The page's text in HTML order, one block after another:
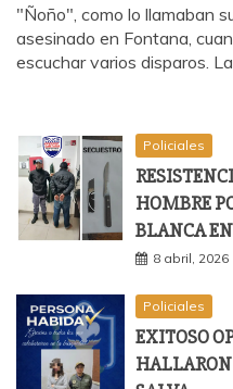
"Ñoño", como lo llamaban
asesinado en Fontana,
escuchar varios disparos.
Policiales
HOMBRE
BLANCA
8 abril, 2026
Policiales
EXITOSO
HALLARON